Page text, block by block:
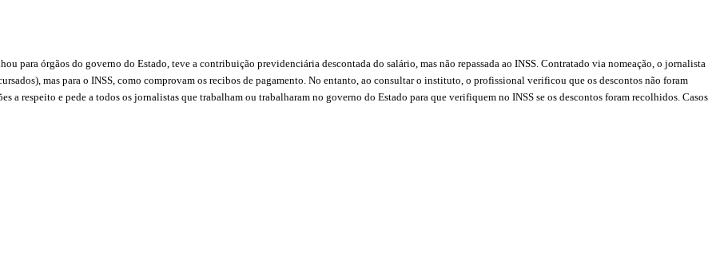
para órgãos do governo do Estado, teve a contribuição previdenciária descontada do salário, mas não repassada ao INSS. Contratado via nomeação, o jornalista
mas para o INSS, como comprovam os recibos de pagamento. No entanto, ao consultar o instituto, o profissional verificou que os descontos não foram
a respeito e pede a todos os jornalistas que trabalham ou trabalharam no governo do Estado para que verifiquem no INSS se os descontos foram recolhidos. Casos